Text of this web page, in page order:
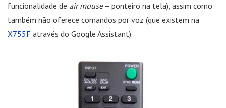
funcionalidade de air mouse– ponteiro na tela), assim como
também não oferece comandos por voz (que existem na
X755F através do Google Assistant).